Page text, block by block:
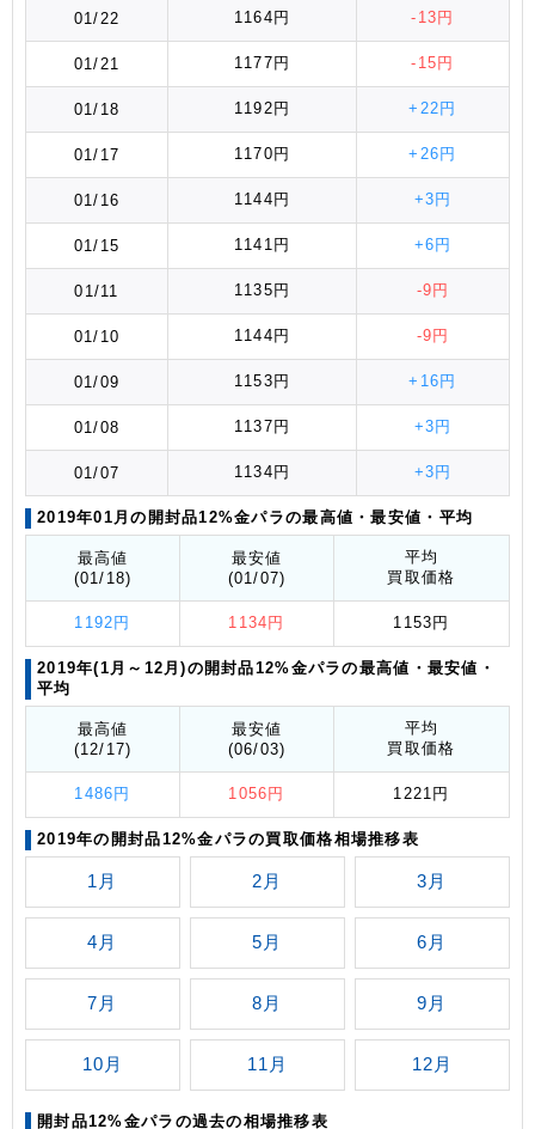
01/22 1164円 -13円
01/21 1177円 -15円
01/18 1192円 +22円
01/17 1170円 +26円
01/16 1144円 +3円
01/15 1141円 +6円
01/11 1135円 -9円
01/10 1144円 -9円
01/09 1153円 +16円
01/08 1137円 +3円
01/07 1134円 +3円
2019年01月の開封品12%金パラの最高値 ・最安値 ・平均
最高値
(01/18)
最安値
(01/07)
平均
買取価格
1192円 1134円 1153円
2019年(1月～12月)の開封品12%金パラの最高値 ・最安値 ・
平均
最高値
(12/17)
最安値
(06/03)
平均
買取価格
1486円 1056円 1221円
2019年の開封品12%金パラの買取価格相場推移表
1月 2月 3月
4月 5月 6月
7月 8月 9月
10月 11月 12月
開封品12%金パラの過去の相場推移表